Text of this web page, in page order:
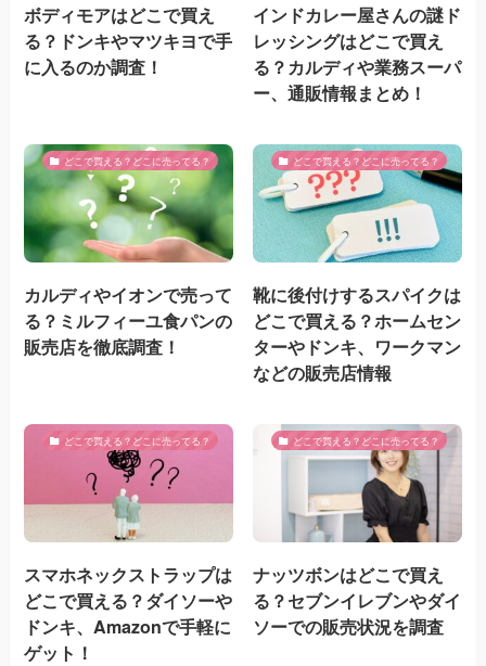
ボディモアはどこで買え
る？ドンキやマツキヨで手
に入るのか調査！
インドカレー屋さんの謎ド
レッシングはどこで買え
る？カルディや業務スーパ
ー、通販情報まとめ！
どこで買える？どこに売ってる？
カルディやイオンで売って
る？ミルフィーユ食パンの
販売店を徹底調査！
どこで買える？どこに売ってる？
靴に後付けするスパイクは
どこで買える？ホームセン
ターやドンキ、ワークマン
などの販売店情報
どこで買える？どこに売ってる？
スマホネックストラップは
どこで買える？ダイソーや
ドンキ、Amazonで手軽に
ゲット！
どこで買える？どこに売ってる？
ナッツボンはどこで買え
る？セブンイレブンやダイ
ソーでの販売状況を調査